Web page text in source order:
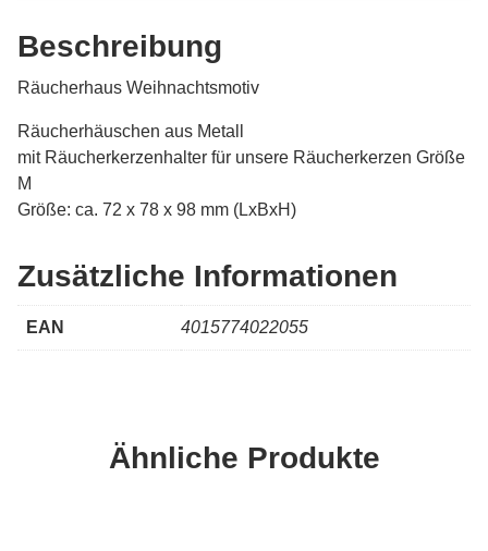
Beschreibung
Räucherhaus Weihnachtsmotiv
Räucherhäuschen aus Metall
mit Räucherkerzenhalter für unsere Räucherkerzen Größe
M
Größe: ca. 72 x 78 x 98 mm (LxBxH)
Zusätzliche Informationen
EAN 4015774022055
Ähnliche Produkte